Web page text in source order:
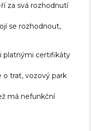
za svá rozhodnutí
se rozhodnout,
platnými certifikáty
o trať, vozový park
má nefunkční